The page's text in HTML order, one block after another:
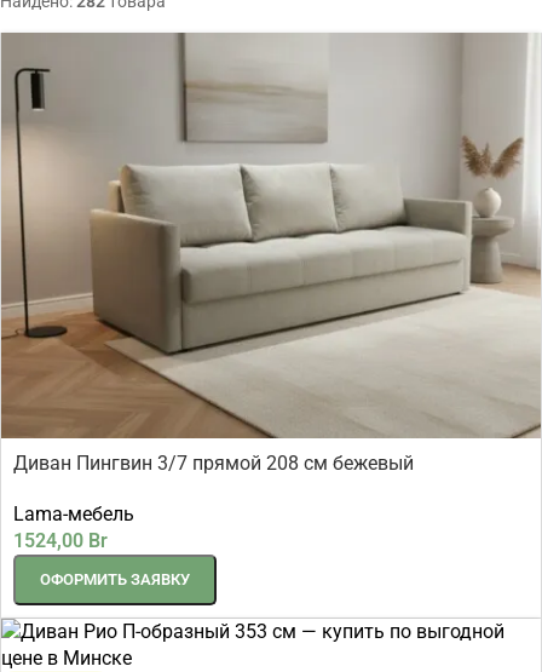
Диван Пингвин 3/7 прямой 208 см бежевый
Lama-мебель
1524,00 Br
ОФОРМИТЬ ЗАЯВКУ